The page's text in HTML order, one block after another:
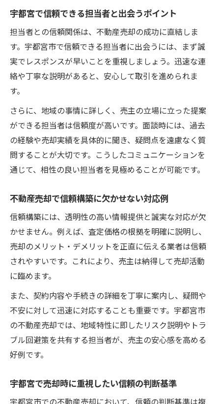
宇都宮で信頼できる担当者と出会うポイント
担当者との信頼関係は、不動産売却の成功に直結しま
す。宇都宮市で信頼できる担当者に出会うには、まず誠
実でレスポンスが早いことを重視しましょう。迅速な連
絡や丁寧な説明があると、安心して取引を進められま
す。
さらに、地域の事情に詳しく、売主の立場に立った提案
ができる担当者は信頼度が高いです。面談時には、過去
の経験や売却実績を具体的に聞き、疑問点を遠慮なく質
問することが大切です。こうしたコミュニケーションを
通じて、相性の良い担当者を見極めることが可能です。
不動産売却で信頼構築に欠かせない対応例
信頼構築には、透明性の高い情報提供と誠実な対応が欠
かせません。例えば、査定価格の根拠を明確に説明し、
売却のメリット・デメリットを正直に伝える業者は信頼
されやすいです。これにより、売主は納得して売却活動
に臨めます。
また、契約内容や手続きの詳細を丁寧に案内し、疑問や
不安に対して迅速に対応することも重要です。宇都宮市
の不動産売却では、地域特性に即したリスク説明やトラ
ブル回避策を共有する担当者が、売主の安心感を高める
好例です。
宇都宮で売却時に重視したい信頼の判断基準